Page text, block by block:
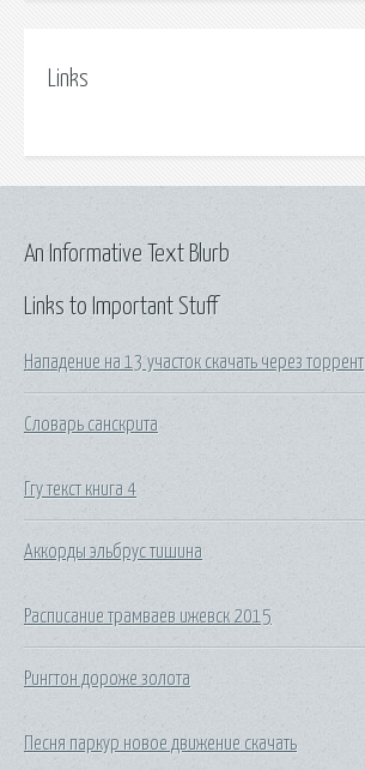
Links
Links to Important Stuff
Нападение на 13 участок скачать через торрент
Словарь санскрита
Ггу текст книга 4
Аккорды эльбрус тишина
Расписание трамваев ижевск 2015
Рингтон дороже золота
Песня паркур новое движение скачать
An Informative Text Blurb